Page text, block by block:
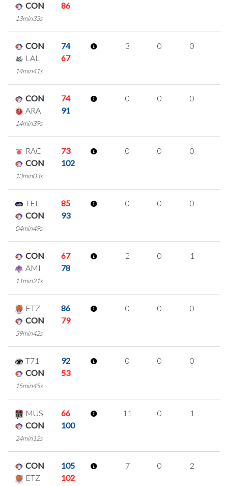
CON
86
13min33s
CON
74
LAL
67
14min41s
3 0 0
CON
74
ARA
91
14min39s
0 0 0
RAC
73
CON
102
13min03s
0 0 0
TEL
85
CON
93
04min49s
0 0 0
CON
67
AMI
78
11min21s
2 0 1
ETZ
86
CON
79
39min42s
0 0 0
T71
92
CON
53
15min45s
0 0 0
MUS
66
CON
100
24min12s
11 0 1
CON
105
ETZ
102
7 0 2